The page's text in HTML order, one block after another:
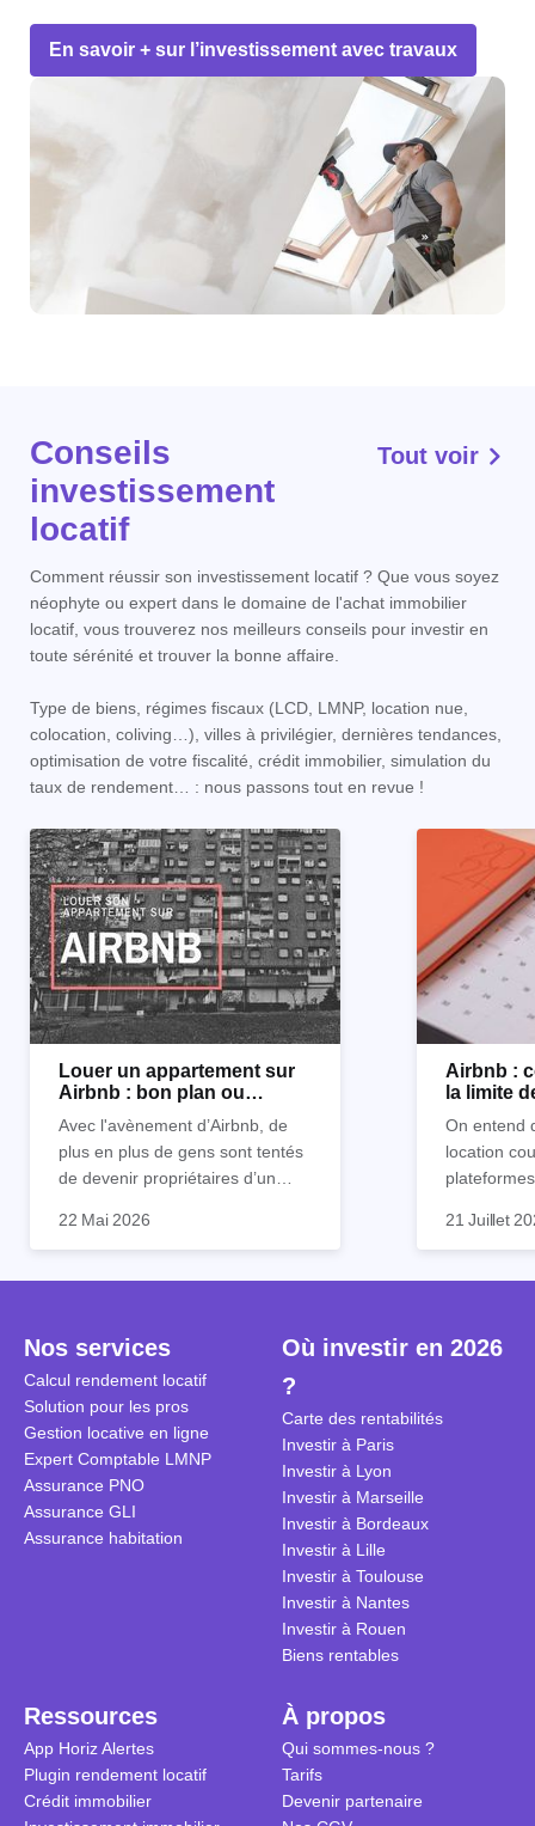
En savoir + sur l’investissement avec travaux
Conseils
investissement
locatif
Tout voir
Comment réussir son investissement locatif ? Que vous soyez
néophyte ou expert dans le domaine de l'achat immobilier
locatif, vous trouverez nos meilleurs conseils pour investir en
toute sérénité et trouver la bonne affaire.
Type de biens, régimes fiscaux (LCD, LMNP, location nue,
colocation, coliving…), villes à privilégier, dernières tendances,
optimisation de votre fiscalité, crédit immobilier, simulation du
taux de rendement… : nous passons tout en revue !
Louer un appartement sur
Airbnb : bon plan ou
Avec l'avènement d’Airbnb, de
plus en plus de gens sont tentés
de devenir propriétaires d’un
suite. On compte environ 25 000
sont des meublés touristiques à
est-ce rentable ? Quels sont les
frais à prévoir ? Les différentes
conditions à remplir ?
22 Mai 2026
Airbnb :
la limite
On entend
location
idées
Je vais
entendu)
encore ne
d’autres
21 Juillet
Nos services
Calcul rendement locatif
Solution pour les pros
Gestion locative en ligne
Expert Comptable LMNP
Assurance PNO
Assurance GLI
Assurance habitation
Où investir en 2026
?
Carte des rentabilités
Investir à Paris
Investir à Lyon
Investir à Marseille
Investir à Bordeaux
Investir à Lille
Investir à Toulouse
Investir à Nantes
Investir à Rouen
Biens rentables
Ressources
App Horiz Alertes
Plugin rendement locatif
Crédit immobilier
À propos
Qui sommes-nous ?
Tarifs
Devenir partenaire